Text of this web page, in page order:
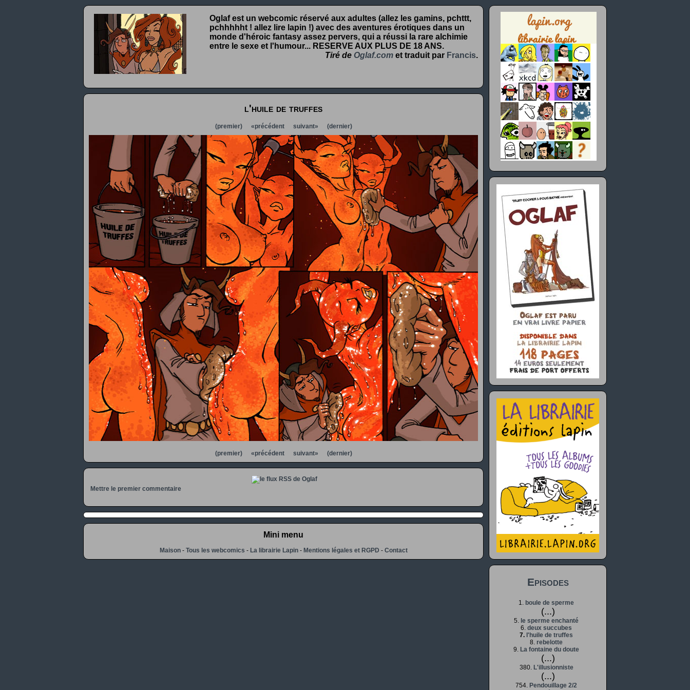
Oglaf est un webcomic réservé aux adultes (allez les gamins, pchttt,
pchhhhht ! allez lire lapin !) avec des aventures érotiques dans un
monde d'héroic fantasy assez pervers, qui a réussi la rare alchimie
entre le sexe et l'humour... RESERVE AUX PLUS DE 18 ANS.
Tiré de Oglaf.com et traduit par Francis.
l'huile de truffes
(premier) «précédent suivant» (dernier)
(premier) «précédent suivant» (dernier)
Mettre le premier commentaire
Mini menu
Maison- Tous les webcomics - La librairie Lapin- Mentions légales et RGPD - Contact
Episodes
1. boule de sperme
(...)
5. le sperme enchanté
6. deux succubes
7. l'huile de truffes
8. rebelotte
9. La fontaine du doute
(...)
380. L'illusionniste
(...)
754. Pendouillage 2/2